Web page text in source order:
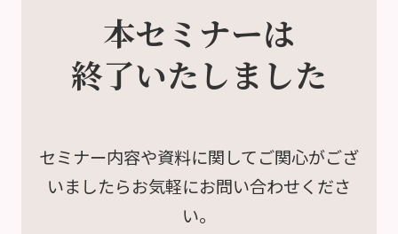
本セミナーは
終了いたしました
セミナー内容や資料に関してご関心がござ
いましたらお気軽にお問い合わせくださ
い。